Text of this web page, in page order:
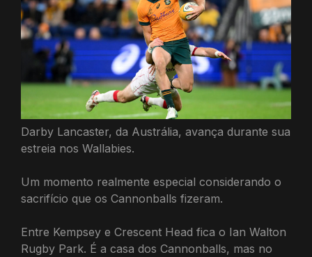
Darby Lancaster, da Austrália, avança durante sua
estreia nos Wallabies.
Um momento realmente especial considerando o
sacrifício que os Cannonballs fizeram.
Entre Kempsey e Crescent Head fica o Ian Walton
Rugby Park. É a casa dos Cannonballs, mas no